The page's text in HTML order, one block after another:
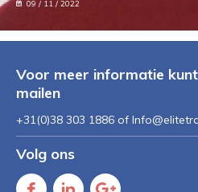
09 / 11 / 2022
Voor meer informatie
mailen
+31(0)38 303 1886 of
Volg ons